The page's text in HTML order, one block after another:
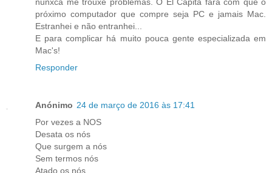
próximo computador que compre seja PC e jamais Mac.
Estranhei e não entranhei...
E para complicar há muito pouca gente especializada em
Mac's!
Responder
Anónimo 24 de março de 2016 às 17:41
Por vezes a NOS
Desata os nós
Que surgem a nós
Sem termos nós
Atado os nós